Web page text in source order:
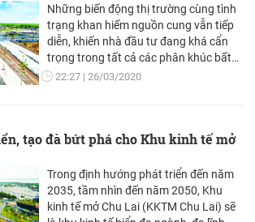
Những biến động thị trường cùng tình
trạng khan hiếm nguồn cung vẫn tiếp
diễn, khiến nhà đầu tư đang khá cẩn
trọng trong tất cả các phân khúc bất
động sản (BĐS).
22:27 26/03/2020
tạo đà bứt phá cho Khu kinh tế mở
Trong định hướng phát triển đến năm
2035, tầm nhìn đến năm 2050, Khu
kinh tế mở Chu Lai (KKTM Chu Lai) sẽ